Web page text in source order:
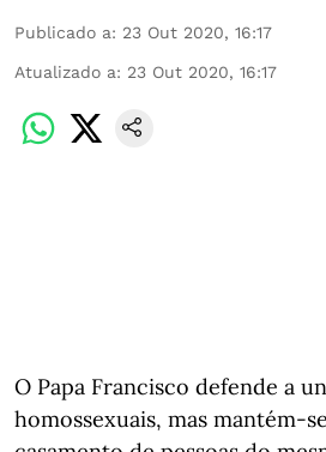
Publicado a: 23 Out 2020, 16:17
Atualizado a: 23 Out 2020, 16:17
O Papa Francisco defende a
homossexuais, mas mantém-